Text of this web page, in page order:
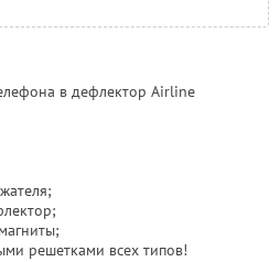
в дефлектор Airline
решетками всех типов!